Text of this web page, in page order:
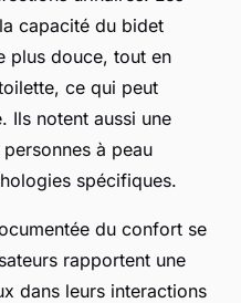
capacité du bidet
plus douce, tout en
ce qui peut
Ils notent aussi une
à peau
spécifiques.
du confort se
rapportent une
dans leurs interactions